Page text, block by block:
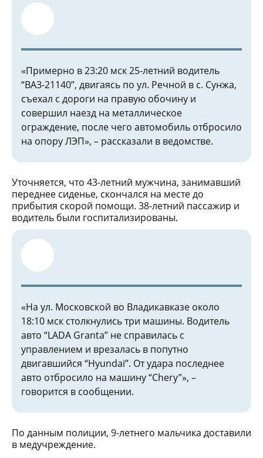
«Примерно в 23:20 мск 25-летний водитель
“ВАЗ-21140”, двигаясь по ул. Речной в с. Сунжа,
съехал с дороги на правую обочину и
совершил наезд на металлическое
ограждение, после чего автомобиль отбросило
на опору ЛЭП», – рассказали в ведомстве.
Уточняется, что 43-летний мужчина, занимавший
переднее сиденье, скончался на месте до
прибытия скорой помощи. 38-летний пассажир и
водитель были госпитализированы.
«На ул. Московской во Владикавказе около
18:10 мск столкнулись три машины. Водитель
авто “LADA Granta” не справилась с
управлением и врезалась в попутно
двигавшийся “Hyundai”. От удара последнее
авто отбросило на машину “Chery”», –
говорится в сообщении.
По данным полиции, 9-летнего мальчика доставили
в медучреждение.